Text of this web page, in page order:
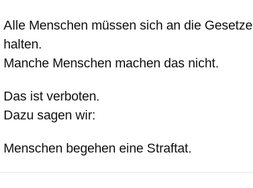
Alle Menschen müssen sich an die Gesetze
halten.
Manche Menschen machen das nicht.
Das ist verboten.
Dazu sagen wir:
Menschen begehen eine Straftat.